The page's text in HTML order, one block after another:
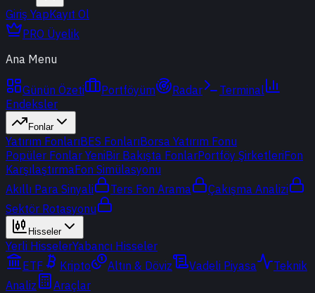
Giriş YapKayıt Ol
PRO Üyelik
Ana Menu
Günün Özeti Portföyüm Radar
Terminal
Endeksler
Fonlar
Yatırım FonlarıBES FonlarıBorsa Yatırım Fonu
Popüler Fonlar YeniBir Bakışta FonlarPortföy ŞirketleriFon
KarşılaştırmaFon Simülasyonu
Akıllı Para Sinyali
Ters Fon Arama
Çakışma Analizi
Sektör Rotasyonu
Hisseler
Yerli HisselerYabancı Hisseler
ETF
Kripto Altın & Döviz Vadeli Piyasa
Teknik
Analiz
Araçlar